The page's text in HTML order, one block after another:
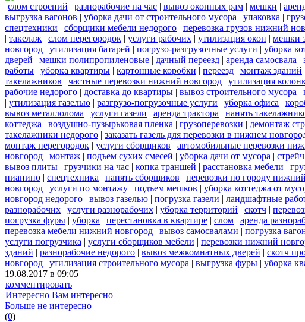
слом строений | разнорабочие на час | вывоз оконных рам | мешки |
выгрузка вагонов | уборка дачи от строительного мусора | упаковка |
спецтехники | сборщики мебели недорого | перевозка грузов нижний
| такелаж | слом перегородок | услуги рабочих | утилизация окон | мешки
новгород | утилизация батарей | погрузо-разгрузочные услуги | уборка
дверей | мешки полипропиленовые | дачный переезд | аренда самосвала |
работы | уборка квартиры | картонные коробки | переезд | монтаж зданий
такелажников | частные перевозки нижний новгород | утилизация
рабочие недорого | доставка до квартиры | вывоз строительного мусора |
| утилизация газелью | разгрузо-погрузочные услуги | уборка офиса |
вывоз металлолома | услуги газели | аренда трактора | нанять
коттеджа | воздушно-пузырьковая пленка | грузоперевозки | демонтаж
такелажники недорого | заказать газель для перевозки в нижнем
монтаж перегородок | услуги сборщиков | автомобильные перевозки
новгород | монтаж | подъем сухих смесей | уборка дачи от мусора |
вывоз плиты | грузчики на час | копка траншей | расстановка мебели |
пианино | спецтехника | нанять сборщиков | перевозки по городу
новгород | услуги по монтажу | подъем мешков | уборка коттеджа от
новгород недорого | вывоз газелью | погрузка газели | ландшафтные
разнорабочих | услуги разнорабочих | уборка территорий | скотч |
погрузка фуры | уборка | перестановка в квартире | слом | аренда
перевозка мебели нижний новгород | вывоз самосвалами | погрузка
услуги погрузчика | услуги сборщиков мебели | перевозки нижний
зданий | разнорабочие недорого | вывоз межкомнатных дверей | скотч
новгород | утилизация строительного мусора | выгрузка фуры | уборка
19.08.2017 в 09:05
комментировать
Интересно Вам интересно
Больше не интересно
(0)